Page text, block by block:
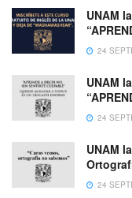
UNAM
24
UNAM
24
UNAM
24